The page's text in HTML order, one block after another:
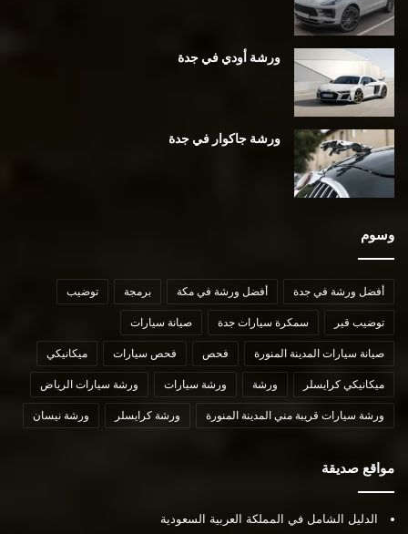
ورشة أودي في جدة
ورشة جاكوار في جدة
وسوم
أفضل ورشة في جدة أفضل ورشة في مكة برمجة توضيب
توضيب قير سمكرة سيارات جدة صيانة سيارات
صيانة سيارات المدينة المنورة فحص فحص سيارات ميكانيكي
ميكانيكي كرايسلر ورشة ورشة سيارات ورشة سيارات الرياض
ورشة سيارات قريبة مني المدينة المنورة ورشة كرايسلر ورشة نيسان
مواقع صديقة
الدليل الشامل في المملكة العربية السعودية